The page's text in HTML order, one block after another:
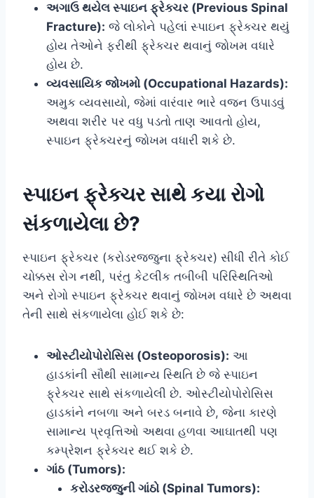
અગાઉ થયેલ સ્પાઇન ફ્રેક્ચર (Previous Spinal
Fracture): જે લોકોને પહેલાં સ્પાઇન ફ્રેક્ચર થયું
હોય તેઓને ફરીથી ફ્રેક્ચર થવાનું જોખમ વધારે
હોય છે.
વ્યવસાયિક જોખમો (Occupational Hazards):
અમુક વ્યવસાયો, જેમાં વારંવાર ભારે વજન ઉપાડવું
અથવા શરીર પર વધુ પડતો તાણ આવતો હોય,
સ્પાઇન ફ્રેક્ચરનું જોખમ વધારી શકે છે.
સ્પાઇન ફ્રેક્ચર સાથે કયા રોગો
સંકળાયેલા છે?
સ્પાઇન ફ્રેક્ચર (કરોડરજ્જુના ફ્રેક્ચર) સીધી રીતે કોઈ
ચોક્કસ રોગ નથી, પરંતુ કેટલીક તબીબી પરિસ્થિતિઓ
અને રોગો સ્પાઇન ફ્રેક્ચર થવાનું જોખમ વધારે છે અથવા
તેની સાથે સંકળાયેલા હોઈ શકે છે:
ઓસ્ટીયોપોરોસિસ (Osteoporosis): આ
હાડકાંની સૌથી સામાન્ય સ્થિતિ છે જે સ્પાઇન
ફ્રેક્ચર સાથે સંકળાયેલી છે. ઓસ્ટીયોપોરોસિસ
હાડકાંને નબળા અને બરડ બનાવે છે, જેના કારણે
સામાન્ય પ્રવૃત્તિઓ અથવા હળવા આઘાતથી પણ
કમ્પ્રેશન ફ્રેક્ચર થઈ શકે છે.
ગાંઠ (Tumors):
કરોડરજ્જુની ગાંઠો (Spinal Tumors):